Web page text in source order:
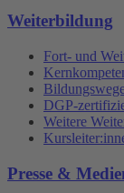
Weiterbildung
Fort- und
DGP-
Weitere
Presse &